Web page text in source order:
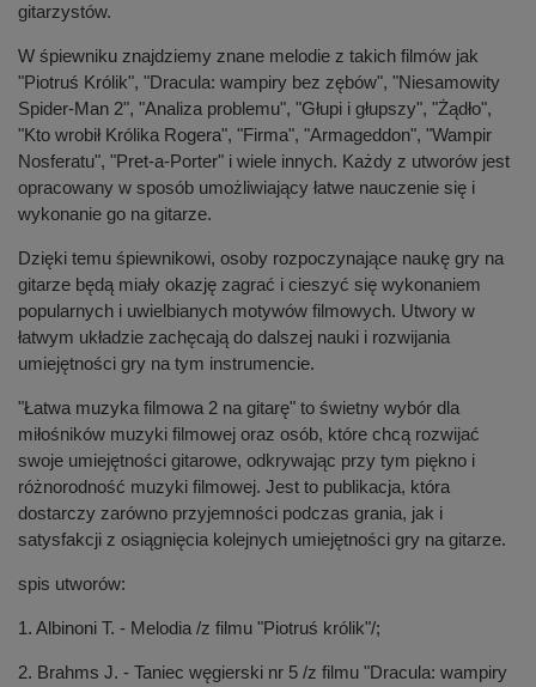
gitarzystów.
W śpiewniku znajdziemy znane melodie z takich filmów jak
"Piotruś Królik", "Dracula: wampiry bez zębów", "Niesamowity
Spider-Man 2", "Analiza problemu", "Głupi i głupszy", "Żądło",
"Kto wrobił Królika Rogera", "Firma", "Armageddon", "Wampir
Nosferatu", "Pret-a-Porter" i wiele innych. Każdy z utworów jest
opracowany w sposób umożliwiający łatwe nauczenie się i
wykonanie go na gitarze.
Dzięki temu śpiewnikowi, osoby rozpoczynające naukę gry na
gitarze będą miały okazję zagrać i cieszyć się wykonaniem
popularnych i uwielbianych motywów filmowych. Utwory w
łatwym układzie zachęcają do dalszej nauki i rozwijania
umiejętności gry na tym instrumencie.
"Łatwa muzyka filmowa 2 na gitarę" to świetny wybór dla
miłośników muzyki filmowej oraz osób, które chcą rozwijać
swoje umiejętności gitarowe, odkrywając przy tym piękno i
różnorodność muzyki filmowej. Jest to publikacja, która
dostarczy zarówno przyjemności podczas grania, jak i
satysfakcji z osiągnięcia kolejnych umiejętności gry na gitarze.
spis utworów:
1. Albinoni T. - Melodia /z filmu "Piotruś królik"/;
2. Brahms J. - Taniec węgierski nr 5 /z filmu "Dracula: wampiry